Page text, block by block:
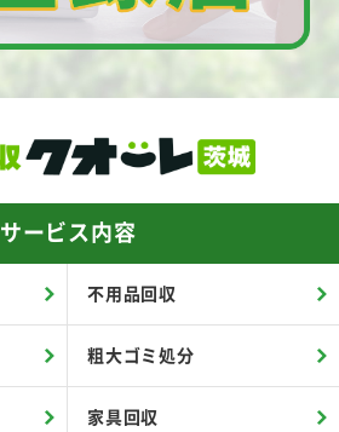
サービス内容
不用品回収
粗大ゴミ処分
家具回収